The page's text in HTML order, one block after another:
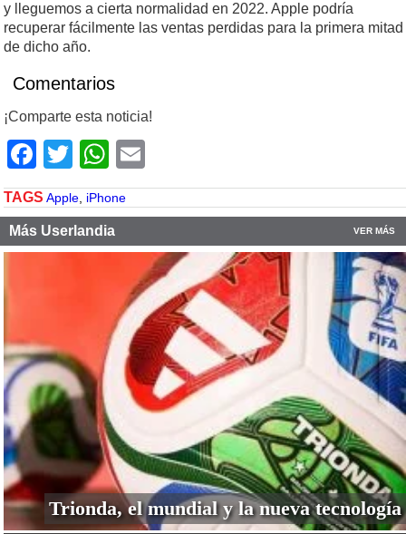
y lleguemos a cierta normalidad en 2022. Apple podría
recuperar fácilmente las ventas perdidas para la primera mitad
de dicho año.
Comentarios
¡Comparte esta noticia!
Facebook
TwitterWhatsApp
TAGS Apple, iPhone
Más Userlandia VER MÁS
Trionda, el mundial y la nueva tecnología